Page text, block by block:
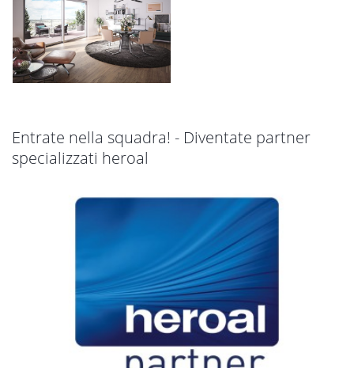
Entrate nella squadra! - Diventate partner
specializzati heroal